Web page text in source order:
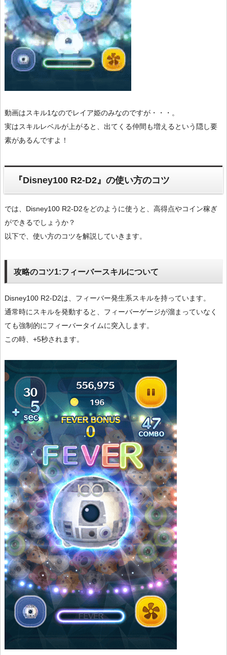
動画はスキル1なのでレイア姫のみなのですが・・・。
実はスキルレベルが上がると、出てくる仲間も増えるという隠し要
素があるんですよ！
『Disney100 R2-D2』の使い方のコツ
では、Disney100 R2-D2をどのように使うと、高得点やコイン稼ぎ
ができるでしょうか？
以下で、使い方のコツを解説していきます。
攻略のコツ1:フィーバースキルについて
Disney100 R2-D2は、フィーバー発生系スキルを持っています。
通常時にスキルを発動すると、フィーバーゲージが溜まっていなく
ても強制的にフィーバータイムに突入します。
この時、+5秒されます。